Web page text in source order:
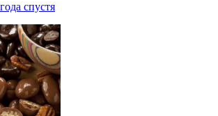
спустя